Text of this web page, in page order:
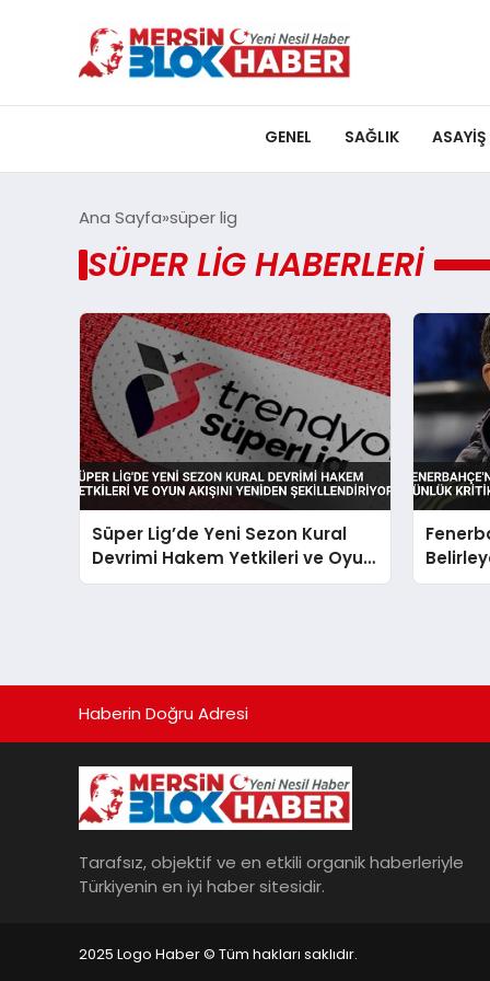
GENEL SAĞLIK ASAYIŞ
Ana Sayfa süper lig
SÜPER LIG HABERLERI
Süper Lig’de Yeni Sezon Kural
Devrimi Hakem Yetkileri ve Oyun
Akışını Yeniden Şekillendiriyor
Fikstür
Haberin Doğru Adresi
Tarafsız, objektif ve en etkili organik haberleriyle
Türkiyenin en iyi haber sitesidir.
2025 Logo Haber © Tüm hakları saklıdır.